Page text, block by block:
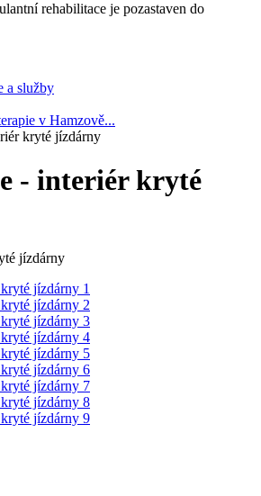
rehabilitace je pozastaven do
a služby
v Hamzově...
kryté jízdárny
- interiér kryté
jízdárny